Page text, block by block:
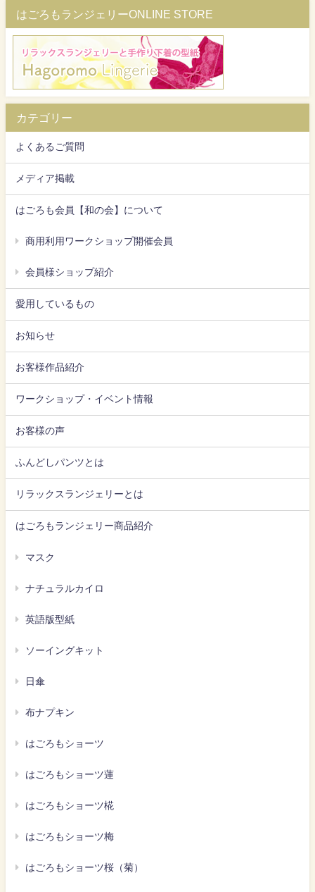
はごろもランジェリーONLINE STORE
カテゴリー
よくあるご質問
メディア掲載
はごろも会員【和の会】について
商用利用ワークショップ開催会員
会員様ショップ紹介
愛用しているもの
お知らせ
お客様作品紹介
ワークショップ・イベント情報
お客様の声
ふんどしパンツとは
リラックスランジェリーとは
はごろもランジェリー商品紹介
マスク
ナチュラルカイロ
英語版型紙
ソーイングキット
日傘
布ナプキン
はごろもショーツ
はごろもショーツ蓮
はごろもショーツ椛
はごろもショーツ梅
はごろもショーツ桜（菊）